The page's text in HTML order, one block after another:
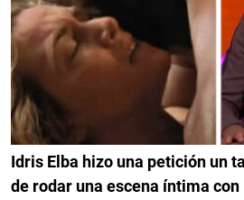
Idris Elba hizo una petición un
de rodar una escena íntima